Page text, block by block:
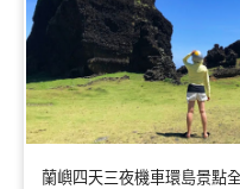
蘭嶼四天三夜機車環島景點